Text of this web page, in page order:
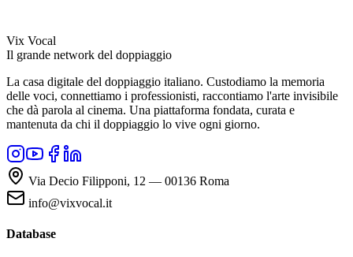
Vix Vocal
Il grande network del doppiaggio
La casa digitale del doppiaggio italiano. Custodiamo la memoria
delle voci, connettiamo i professionisti, raccontiamo l'arte invisibile
che dà parola al cinema. Una piattaforma fondata, curata e
mantenuta da chi il doppiaggio lo vive ogni giorno.
Via Decio Filipponi, 12 — 00136 Roma
info@vixvocal.it
Database